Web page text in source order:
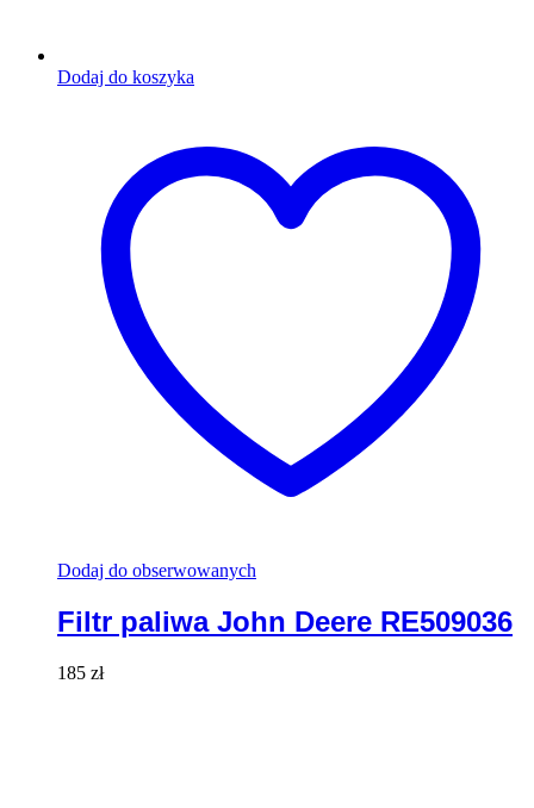
Dodaj do koszyka
Dodaj do obserwowanych
Filtr paliwa John Deere RE509036
185 zł